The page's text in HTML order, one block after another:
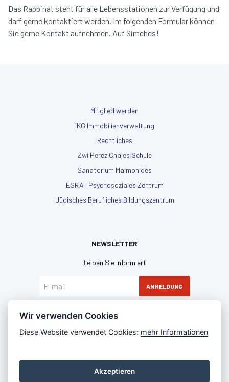
Das Rabbinat steht für alle Lebensstationen zur Verfügung und
darf gerne kontaktiert werden. Im folgenden Formular können
Sie gerne Kontakt aufnehmen. Auf Simches!
Mitglied werden
IKG Immobilienverwaltung
Rechtliches
Zwi Perez Chajes Schule
Sanatorium Maimonides
ESRA | Psychosoziales Zentrum
Jüdisches Berufliches Bildungszentrum
NEWSLETTER
Bleiben Sie informiert!
ANMELDUNG
einverstanden
Impressum
Wir verwenden Cookies
Diese Website verwendet Cookies: mehr Informationen
Akzeptieren